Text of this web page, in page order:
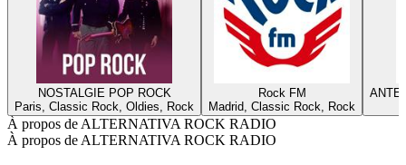
NOSTALGIE POP ROCK
Paris, Classic Rock, Oldies, Rock
Rock FM
Madrid, Classic Rock, Rock
À propos de ALTERNATIVA ROCK RADIO
À propos de ALTERNATIVA ROCK RADIO